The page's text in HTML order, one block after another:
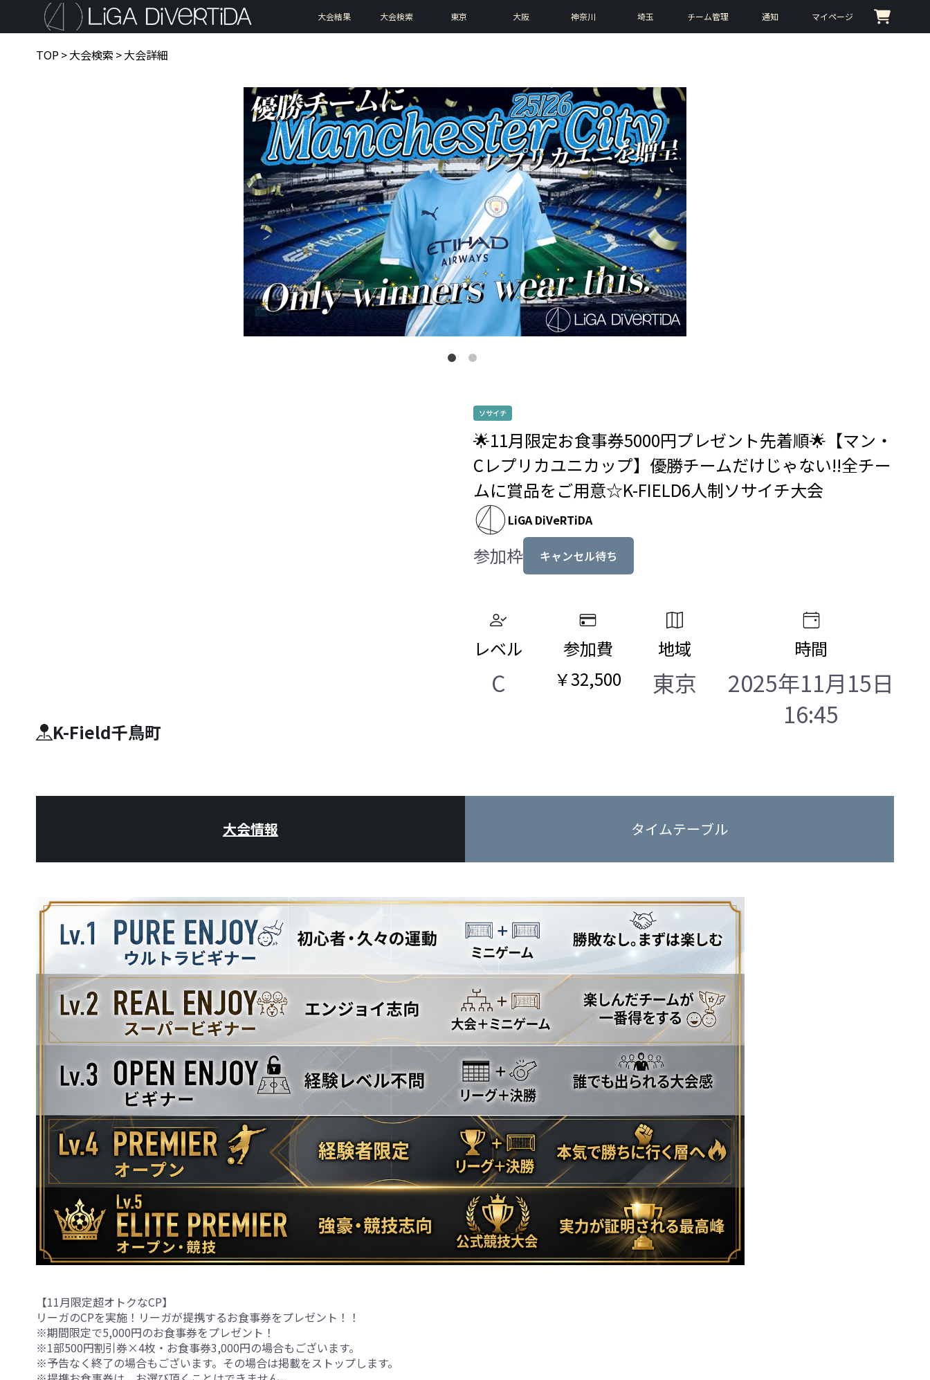
大会結果 大会検索 東京 大阪 神奈川 埼玉 チーム管理 通知 マイページ
TOP>大会検索 >大会詳細
K-Field千鳥町
ソサイチ
🌟11月限定お食事券5000円プレゼント先着順🌟【マン・
Cレプリカユニカップ】優勝チームだけじゃない!!全チー
ムに賞品をご用意☆K-FIELD6人制ソサイチ大会
LiGA DiVeRTiDA
参加枠 キャンセル待ち
レベル
C
参加費
￥32,500
地域
東京
時間
2025年11月15日
16:45
大会情報 タイムテーブル
【11月限定超オトクなCP】
リーガのCPを実施！リーガが提携するお食事券をプレゼント！！
※期間限定で5,000円のお食事券をプレゼント！
※1部500円割引券×4枚・お食事券3,000円の場合もございます。
※予告なく終了の場合もございます。その場合は掲載をストップします。